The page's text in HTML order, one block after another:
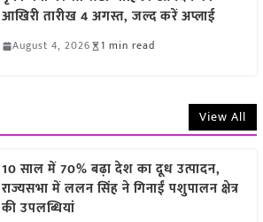
आखिरी तारीख 4 अगस्त, जल्द करें अप्लाई
August 4, 2026 1 min read
View All
10 साल में 70% बढ़ा देश का दूध उत्पादन,
राज्यसभा में ललन सिंह ने गिनाईं पशुपालन क्षेत्र
की उपलब्धियां